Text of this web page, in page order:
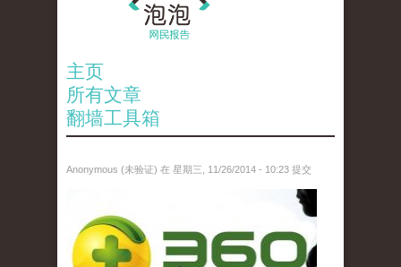
主页
所有文章
翻墙工具箱
Anonymous (未验证) 在 星期三, 11/26/2014 - 10:23 提交